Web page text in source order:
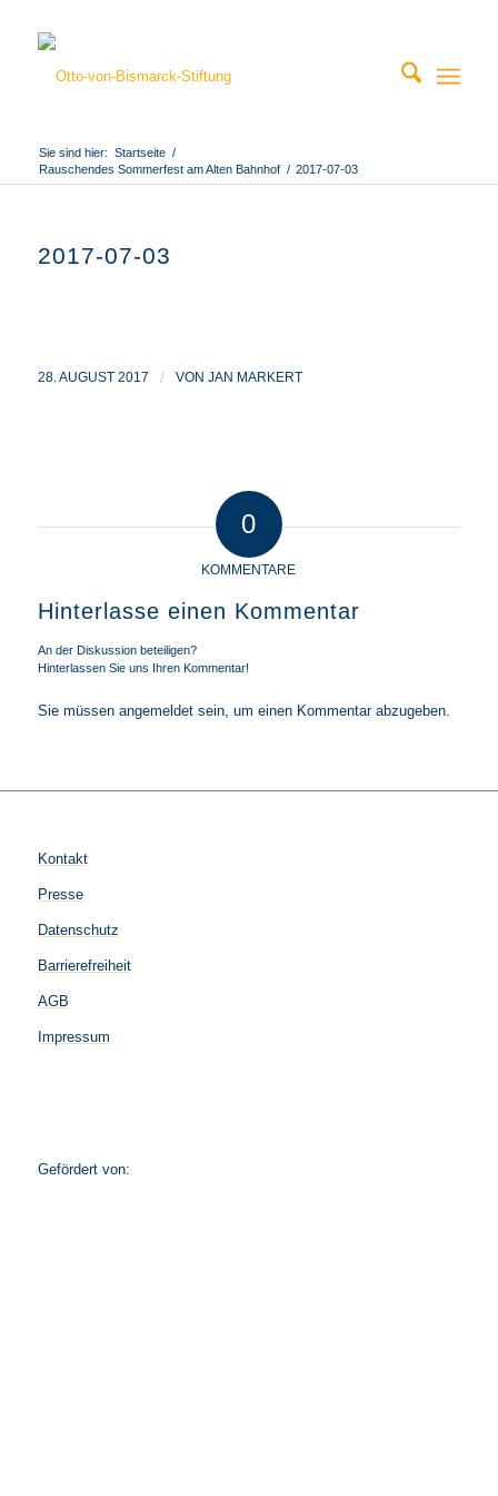
Sie sind hier: Startseite /
Rauschendes Sommerfest am Alten Bahnhof / 2017-07-03
2017-07-03
28. AUGUST 2017 / VON JAN MARKERT
0
KOMMENTARE
Hinterlasse einen Kommentar
An der Diskussion beteiligen?
Hinterlassen Sie uns Ihren Kommentar!
Sie müssen angemeldetsein, um einen Kommentar abzugeben.
Kontakt
Presse
Datenschutz
Barrierefreiheit
AGB
Impressum
Gefördert von: